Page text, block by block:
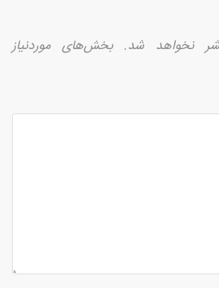
نخواهد شد. بخش‌های موردنیاز